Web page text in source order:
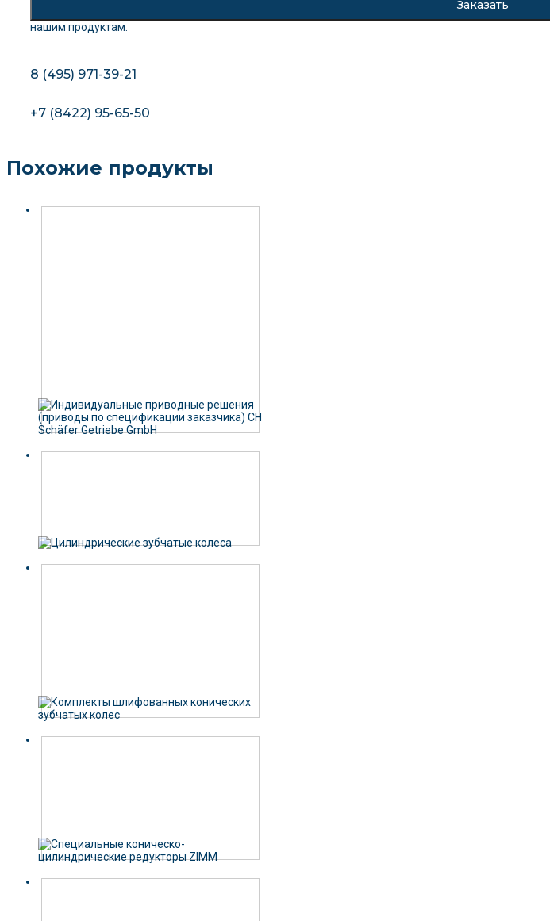
нашим продуктам.
8 (495) 971-39-21
+7 (8422) 95-65-50
Похожие продукты